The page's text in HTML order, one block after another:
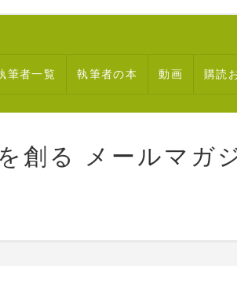
筆者一覧 執筆者の本 動画 購読
創る メールマガ